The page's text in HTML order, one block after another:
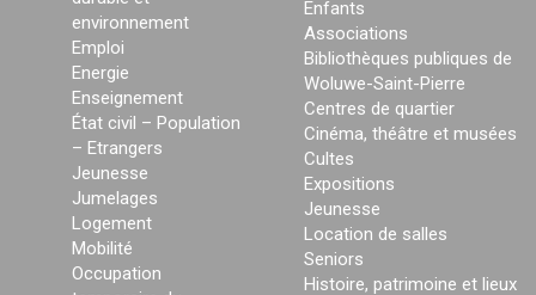
environnement
Emploi
Energie
Enseignement
État civil – Population
– Etrangers
Jeunesse
Jumelages
Logement
Mobilité
Occupation
Enfants
Associations
Bibliothèques publiques de
Woluwe-Saint-Pierre
Centres de quartier
Cinéma, théâtre et musées
Cultes
Expositions
Jeunesse
Location de salles
Seniors
Histoire, patrimoine et lieux